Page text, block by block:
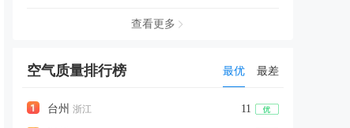
查看更多
空气质量排行榜 最优 最差
台州 浙江 11